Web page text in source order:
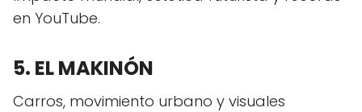
en YouTube.
5. EL MAKINÓN
Carros, movimiento urbano y visuales